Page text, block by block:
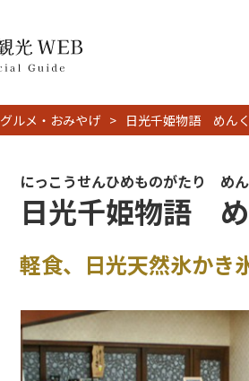
グルメ・おみやげ 日光千姫物語 めん
にっこうせんひめものがたり め
日光千姫物語
軽食、日光天然氷かき